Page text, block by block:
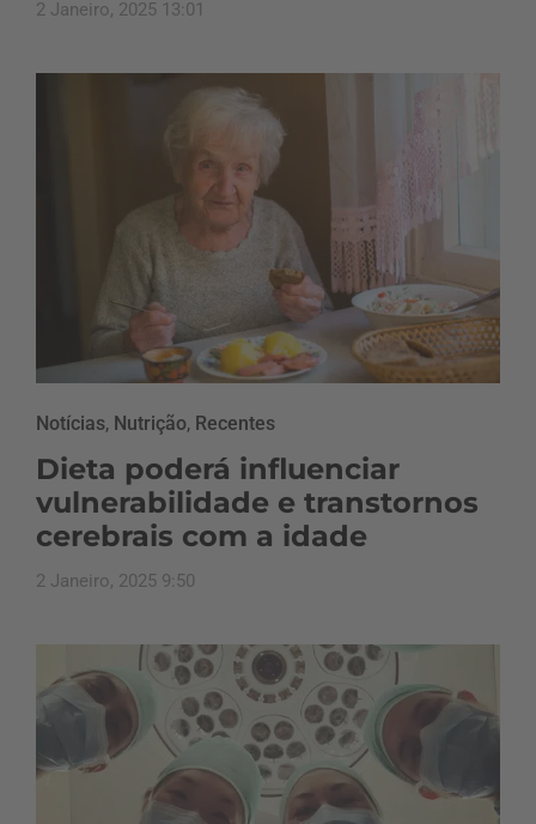
2 Janeiro, 2025 13:01
Notícias, Nutrição, Recentes
Dieta poderá influenciar
vulnerabilidade e transtornos
cerebrais com a idade
2 Janeiro, 2025 9:50